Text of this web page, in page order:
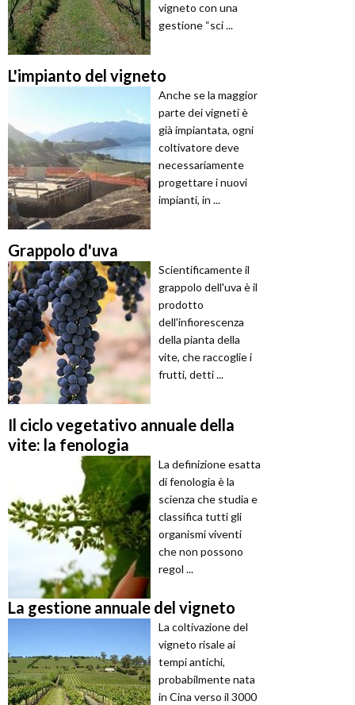
vigneto con una
gestione “sci ...
L'impianto del vigneto
Anche se la maggior
parte dei vigneti è
già impiantata, ogni
coltivatore deve
necessariamente
progettare i nuovi
impianti, in ...
Grappolo d'uva
Scientificamente il
grappolo dell'uva è il
prodotto
dell'infiorescenza
della pianta della
vite, che raccoglie i
frutti, detti ...
Il ciclo vegetativo annuale della
vite: la fenologia
La definizione esatta
di fenologia è la
scienza che studia e
classifica tutti gli
organismi viventi
che non possono
regol ...
La gestione annuale del vigneto
La coltivazione del
vigneto risale ai
tempi antichi,
probabilmente nata
in Cina verso il 3000